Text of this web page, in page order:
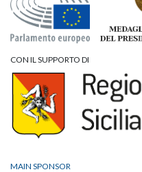
CON IL SUPPORTO DI
MAIN SPONSOR